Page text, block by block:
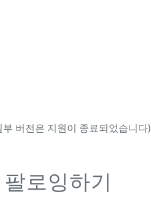
버전은 지원이 종료되었습니다)
팔로잉하기